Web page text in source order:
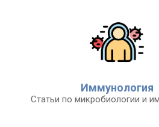
Иммунология
Статьи по микробиологии и